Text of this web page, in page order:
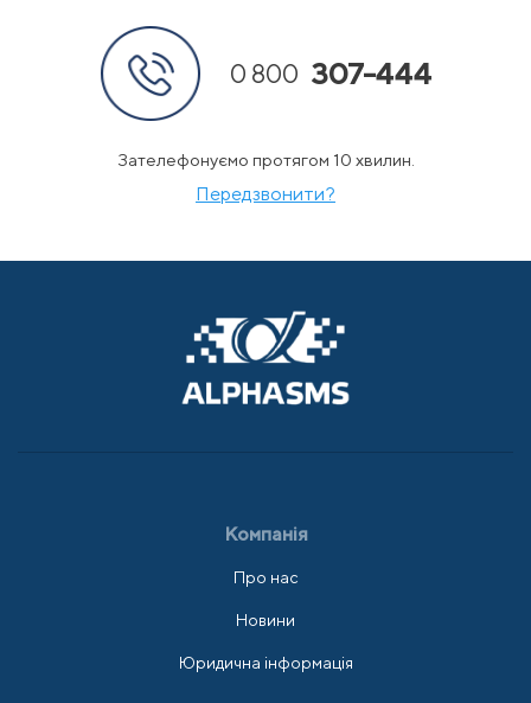
0 800 307-444
Зателефонуємо протягом 10 хвилин.
Передзвонити?
Компанія
Про нас
Новини
Юридична інформація